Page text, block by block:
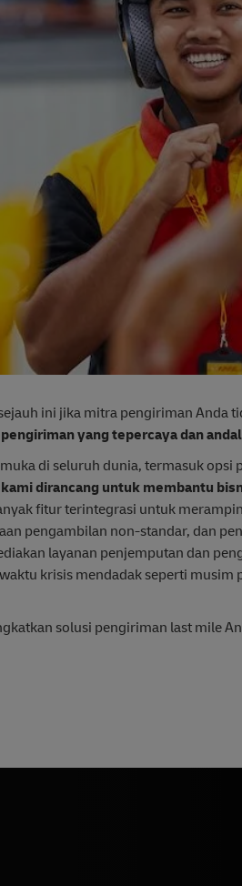
ini jika mitra pengiriman Anda
yang tepercaya dan
di seluruh dunia, termasuk
dirancang untuk membantu
fitur terintegrasi untuk
pengambilan non-standar, dan
layanan penjemputan dan
krisis mendadak seperti musim
solusi pengiriman last mile